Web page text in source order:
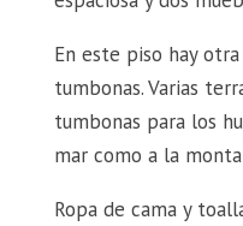
En este piso hay
tumbonas. Varias
tumbonas para los
mar como a la
Ropa de cama y